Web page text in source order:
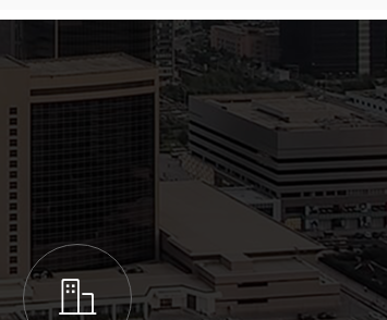
ꀶ